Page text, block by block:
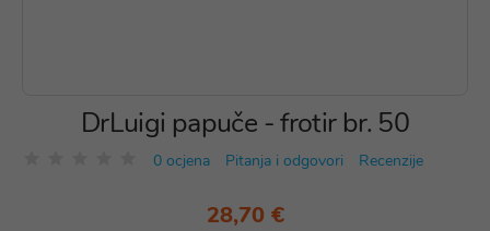
DrLuigi papuče - frotir br. 50
0 ocjena Pitanja i odgovori Recenzije
28,70 €